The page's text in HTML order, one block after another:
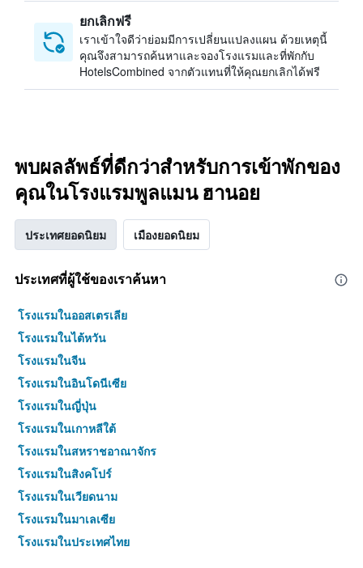
ยกเลิกฟรี
เราเข้าใจดีว่าย่อมมีการเปลี่ยนแปลงแผน ด้วยเหตุนี้
คุณจึงสามารถค้นหาและจองโรงแรมและที่พักกับ
HotelsCombined จากตัวแทนที่ให้คุณยกเลิกได้ฟรี
พบผลลัพธ์ที่ดีกว่าสำหรับการเข้าพักของ
คุณในโรงแรมพูลแมน ฮานอย
ประเทศยอดนิยม เมืองยอดนิยม
ประเทศที่ผู้ใช้ของเราค้นหา
โรงแรมในออสเตรเลีย
โรงแรมในไต้หวัน
โรงแรมในจีน
โรงแรมในอินโดนีเซีย
โรงแรมในญี่ปุ่น
โรงแรมในเกาหลีใต้
โรงแรมในสหราชอาณาจักร
โรงแรมในสิงคโปร์
โรงแรมในเวียดนาม
โรงแรมในมาเลเซีย
โรงแรมในประเทศไทย